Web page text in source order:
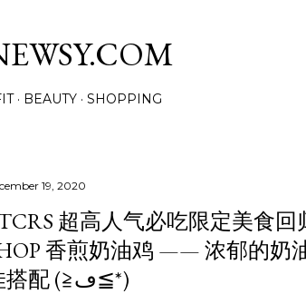
BEAUTY SHOPPING
19, 2020
超高人气必吃限定美食
香煎奶油鸡 —— 浓郁的奶
佳搭配 (≧ڡ≦*)